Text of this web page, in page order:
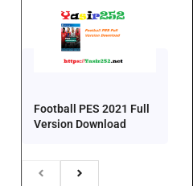
Football PES 2021 Full
Version Download